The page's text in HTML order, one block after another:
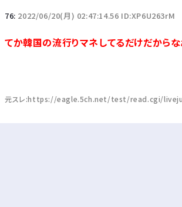
76: 2022/06/20(月) 02:47:14.56 ID:XP6U263rM
てか韓国の流行りマネしてるだけだからな
元スレ:https://eagle.5ch.net/test/read.cgi/